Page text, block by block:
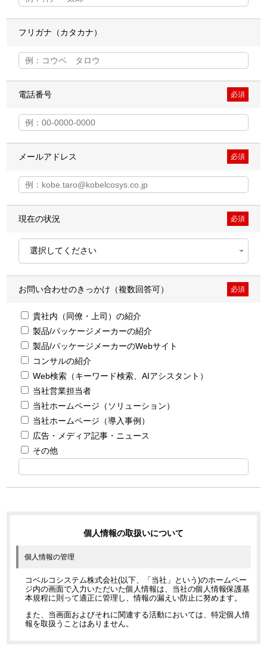
フリガナ（カタカナ）
必須
電話番号
必須
メールアドレス
必須
現在の状況
必須
お問い合わせのきっかけ（複数回答可）
貴社内（同僚・上司）の紹介
製品/パッケージメーカーの紹介
製品/パッケージメーカーのWebサイト
コンサルの紹介
Web検索（キーワード検索、AIアシスタント）
当社営業担当者
当社ホームページ（ソリューション）
当社ホームページ（導入事例）
広告・メディア記事・ニュース
その他
個人情報の取扱いについて
個人情報の管理
コベルコシステム株式会社(以下、「当社」という)のホームペー
ジ内の画面で入力いただいた個人情報は、当社の個人情報保護基
本規程に則って適正に管理し、情報の漏えい防止に努めます。
また、当画面およびそれに関連する活動においては、特定個人情
報を取扱うことはありません。